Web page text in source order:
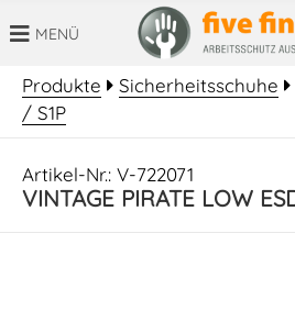
SUCHBEGRIFF
MENÜ
Produkte Sicherheitsschuhe
/ S1P
Artikel-Nr.: V-722071
VINTAGE PIRATE LOW